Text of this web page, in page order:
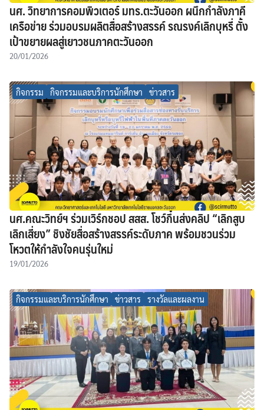
นศ. วิทยาการคอมพิวเตอร์ มทร.ตะวันออก ผนึกกำลังภาคี
เครือข่าย ร่วมอบรมผลิตสื่อสร้างสรรค์ รณรงค์เลิกบุหรี่ ตั้ง
เป้าขยายผลสู่เยาวชนภาคตะวันออก
20/01/2026
กิจกรรม กิจกรรมและบริการนักศึกษา ข่าวสาร
นศ.คณะวิทย์ฯ ร่วมเวิร์กชอป สสส. โชว์กึ๋นส่งคลิป “เลิกสูบ
เลิกเสี่ยง” ชิงชัยสื่อสร้างสรรค์ระดับภาค พร้อมชวนร่วม
โหวตให้กำลังใจคนรุ่นใหม่
19/01/2026
กิจกรรมและบริการนักศึกษา ข่าวสาร รางวัลและผลงาน